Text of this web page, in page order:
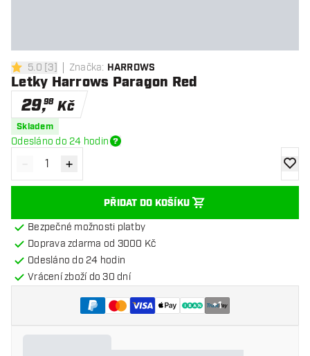
5 hodnoticí hvězdičky
5.0 [3] Značka: HARROWS
Letky Harrows Paragon Red
29,98 Kč
Skladem
Odesláno do 24 hodin
Snížit množství
- Zvýšit množství
+
PŘIDAT DO KOŠÍKU
Bezpečné možnosti platby
Doprava zdarma od 3000 Kč
Odesláno do 24 hodin
Vrácení zboží do 30 dní
+1